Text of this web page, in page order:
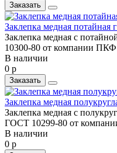
Заказать
Заклепка медная
Заклепка медная с
10300-80 от компании
В наличии
0 р
Заказать
Заклепка медная
Заклепка медная с
ГОСТ 10299-80 от
В наличии
0 р